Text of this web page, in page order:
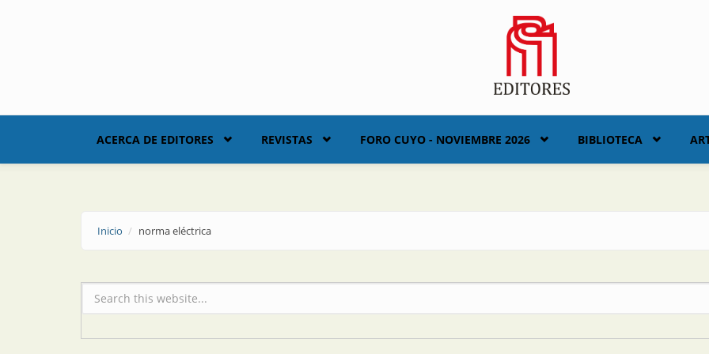
ACERCA DE EDITORES REVISTAS FORO CUYO - NOVIEMBRE 2026 BIBLIOTECA
Inicio norma eléctrica
Formulario de búsqueda